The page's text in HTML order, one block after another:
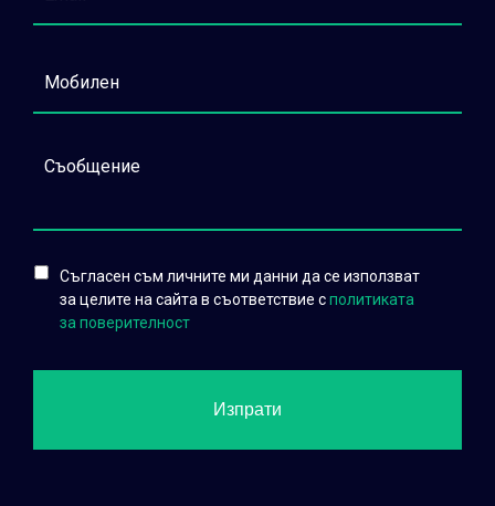
Съгласен съм личните ми данни да се използват
за целите на сайта в съответствие сполитиката
за поверителност